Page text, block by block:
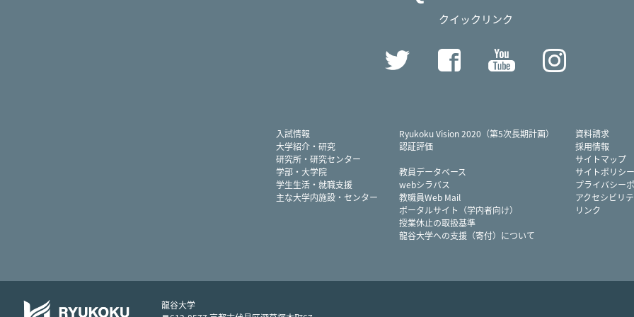
クイックリンク
Twitter FacebookYouTube
入試情報
大学紹介・研究
研究所・研究センター
学部・大学院
学生生活・就職支援
主な大学内施設・センター
Ryukoku Vision 2020（第5次長期計画）
認証評価
教員データベース
webシラバス
教職員Web Mail
ポータルサイト（学内者向け）
授業休止の取扱基準
龍谷大学への支援（寄付）について
資料請求
採用情報
サイトマップ
サイトポリシー
プライバシー
アクセシビリ
リンク
龍谷大学